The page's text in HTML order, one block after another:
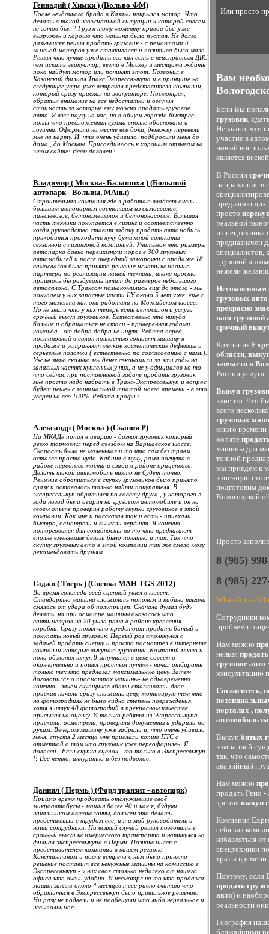
Геннадий ( Химки ) (Вольво ФМ)
После неудачного брода в Казани накрылся мотор. Что
делать в такой неожиданной ситуации к которой совсем
не готов был ? Груз к тому моменту правда был уже
выгружен и хорошо что машина была пустая. Не долго
размышляя решил продать грузовик - с ремонтами и
заменой моторов уже сталкивался и позитива было мало.
Решил что лучше продать его как есть с неисправным ДВС
чем искать эвакуатор, везти в Москву и месяцами ждать
пока найдут мотор или починят этот. Позвонил в
Казанский филиал Тракс Экпрессвыкупа и в принципе на
следующее утро уже встречал представителя компании,
который сразу приехал на эвакуаторе. Посмотрел,
обратил внимание на все недостатки и озвучил
стоимость за которые ему можно продать грузовое
авто. Я взял паузу на час, но в общем гораздо быстрее
понял что предложенная сумма вполне обоснована и
логична. Оформили на месте все доки, денежку перевели
мне на карту. И, что очень удивило, подбросили меня до
дома , до Москвы. Присоединяюсь к хорошим отзывам на
этом сайте! Всем доволен !
Владимир ( Москва- Балашиха ) (Большой
автопарк - Вольвы, МАны)
Строительная компания где я работаю владеет очень
большим автопарком состоящим из самосвалов,
панелевозов, бетономешалок и бетононасосов. Большая
часть техники покупается в лизинг и соответственно
когда руководство ставит задачу продать автомобиль
приходится проходить кучу бумажной волокиты
связанной с лизинговой компанией. Учитывая что размеры
автопарка давно перешагнули порог в 300 грузовых
автомобилей и после очередной заморочки с продаже 18
самосвалов было принято решение искать компанию-
партнера по реализации нашей техники, иначе просто
пришлось бы раздувать штат до размеров небольшого
автосалона. С Траксом познакомились еще до этого - мы
покупаем у них запасные части БУ около 5 лет уже, ещё с
того момента как они работали на Можайском шоссе.
Но не знали что у них теперь есть автосалон и услуга
срочный выкуп грузовиков. Естественно что никуда
больше и обращаться не стали - проверенная годами
команда - от добра добра не ищут. Ребята перед
постановкой в салон полностью готовят машину к
продаже и устраняют мелкие косметические дефекты и
серьезные поломки ( естественно по согласованию с нами).
Уж не знаю сколько мы денег сэкономили за эти годы на
запасных частях купленных у них, а не у официалов но то
что сейчас при поставленной задаче продать грузовик
мне просто надо набрать в Тракс-Экспрессвыкуп и вопрос
будет решен с минимальной тратой моего времени - в это
уверен на все 100%. Ребята профи !
Александр ( Москва ) (Скания Р)
На МКАДе попал в аварию - догнал грузовик который
резко тормознул перед съездом на Варшавское шоссе.
Скорость была не маленькая и то что сам без травм
остался просто чудо. Кабина в муку, рама погнута в
районе переднего моста и сзади в районе прицепного.
Делать такой автомобиль никто не будет точно.
Решение обратиться в скупку грузовиков было принято
сразу и оставалось только найти покупателя. В
экспрессвыкуп обратился по совету друга , у которого 3
года назад была авария на грузовом автомобиле и он на
своем опыте проверил работу скупки грузовиков в этой
компании. Как мне и рассказал так и есть - приехали
быстро, осмотрели и вынесли вердикт. Я конечно
поторговался для солидности но то что предлагают
вполне вменяемые деньги было понятно и так. Так что
скупку грузовых авто в этой компании так же смело могу
рекомендовать друзьям
Гаджи ( Тверь ) (Сцепка МАН TGS 2012)
Во время гололеда всей сцепкой ушел в кювет.
Стандартно машина сложилась пополам и кабина тягача
смялась от удара об полуприцеп. Сначала думал буду
делать. но при осмотре машины оказалось что
сантиметров на 20 ушла рама в районе крепления
коробки. Сразу понял что предстоит продать битый и
покупать новый грузовик. Первый раз столкнулся с
задачей продать сцепку и просто посмотрел в интернете
компании которые выкупаю грузовики. Компаний много и
пока обзвонил штук 8 запутался в цене совсем и
окончательно и пошел простым путем - начал отбирать
только тех кто предлагал максимальную цену. Затем
договорился о просмотрах машины- не одновременно
конечно - зачем скупщиков лбами сталкивать. двое
приехав начали сразу снижать цену, мотивирую тем что
на фотографиях не было видно степень повреждения,
хотя я штук 40 фотографий в прекрасном качестве
присылал на оценку. И только ребята из Экпрессвыкупа
приехали. осмотрели, проверили документы и ударили по
рукам. Вечером машину уже забрали и, что очень удивило
меня, спустя 2 месяца мне прислали копию ПТС с
отметкой о том что грузовик уже переоформлен. Я
доволен - Если скупка сцепок - то только в Экспрессвыкуп
!! Все четко, аккуратно и без подвохов.
Даниил ( Пермь ) (Форд транзит - автопарк)
Пришло время продавать отслужившие своё
микроавтобусы - машин более 40 и как я, будучи
начальником автоколонны, должен это делать
представляли с трудом все, и я и мой руководитель и
наши сотрудники. На всякий случай решил позвонить в
срочный выкуп коммерческого транспорта и наткнулся на
филиал экспрессвыкупа в Перми. Познакомился с
представителем компании в нашем регионе
Константином и после встречи с ним было принято
решение поставит все ненужные машины на комиссию в
Экспрессвыкуп - у них своя стоянка недалеко от нашего
офиса что очень удобно. И несмотря на то что продажа
машин заняла около 4 месяцев я все равно считаю что
обратиться в Экспрессвыкуп было правильное решение.
Ни разу не подвели и не пообещали что либо нереальное и
невыполнимое.
Или просто
Вам
Если Вы
грузовик,
Неважно, что
участие в
новый
является
В России
направление в
предлагающих
просто
реальной
и спецтехника
предназначен
специалистов,
грузовой
нежели
Несомненным
грузовых
прекрасно
ваш грузовой
срочный
Компания
области,
запчасти в
России услуга
Выкуп
клиента. Что
всего
грузовых
много
хотите
машины для
точной
мы приедем к
конечную
подготовим
Вологодской
Просто
8 (985)
8 (985)
WhatsApp -
Сотрудники
проблем
Нам можно
нельзя
грузовое авто
консультацию
Согласитесь,
порталах ,
автомобиль
Выкуп битых
компанией
так, что
аварийный
Нам можно
продать Рено -
зрения выкуп
Компания
себя как
избавляться
спецтехники
траты времени.
Поэтому, если
продать
авто) и
реальности
География
ближайшими